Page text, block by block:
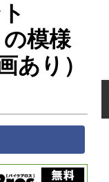
模様
あり）